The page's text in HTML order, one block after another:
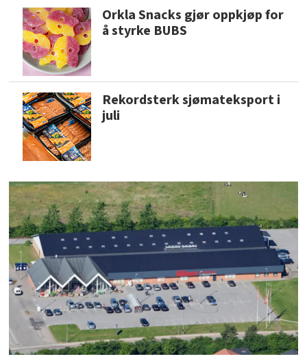
Orkla Snacks gjør oppkjøp for
å styrke BUBS
Rekordsterk sjømateksport i
juli